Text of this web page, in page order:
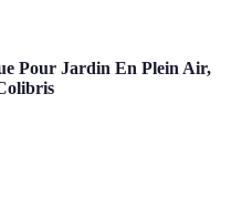
Pour Jardin En Plein Air,